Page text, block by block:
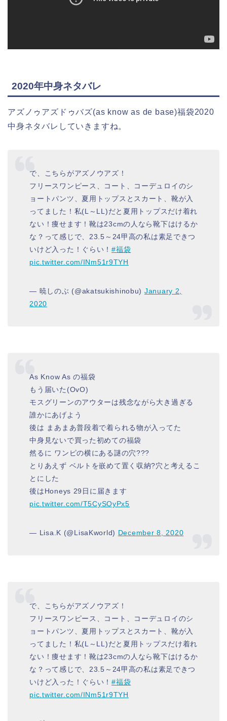
2020年中身ネタバレ
アズノゥアズドゥバズ(as know as de base)福袋2020
中身ネタバレしていきますね。
で、こちらがアズノウアズ！
フリースワンピース、コート、コーデュロイのシ
ョートパンツ、夏用トップスとスカート、靴が入
ってました！私(L～LL)だと夏用トップスだけ着れ
ない！痩せます！靴は23cmの人なら靴下はけるか
な？って感じで、23.5～24甲高の私は素足できつ
いけど入った！ぐらい！#福袋
pic.twitter.com/INm51r9TYH
— 暁しのぶ (@akatsukishinobu) January 2,
2020
As Know As の福袋
もう届いた(OvO)
モスグリーンのアウターは残念ながら大き過ぎる
誰かにあげよう
後は まあまあ普段着で着られる物が入ってた
中身見ないで買った初めての福袋
然るに ワンピの横にある謎の穴???
とりあえず ベルトを嵌めて置く収納?穴と考えるこ
とにした
後はHoneys 29日に届きます
pic.twitter.com/T5CySOyPx5
— Lisa.K (@LisaKworld) December 8, 2020
で、こちらがアズノウアズ！
フリースワンピース、コート、コーデュロイのシ
ョートパンツ、夏用トップスとスカート、靴が入
ってました！私(L～LL)だと夏用トップスだけ着れ
ない！痩せます！靴は23cmの人なら靴下はけるか
な？って感じで、23.5～24甲高の私は素足できつ
いけど入った！ぐらい！#福袋
pic.twitter.com/INm51r9TYH